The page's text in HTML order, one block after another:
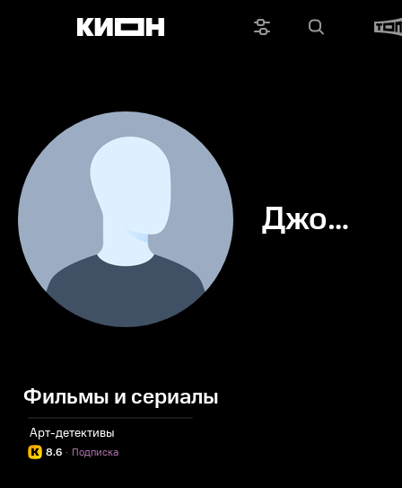
Джо
Фильмы и сериалы
Арт-детективы
8.6 Подписка
·